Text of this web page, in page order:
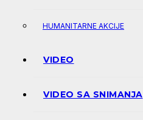
HUMANITARNE AKCIJE
VIDEO
VIDEO SA SNIMANJA